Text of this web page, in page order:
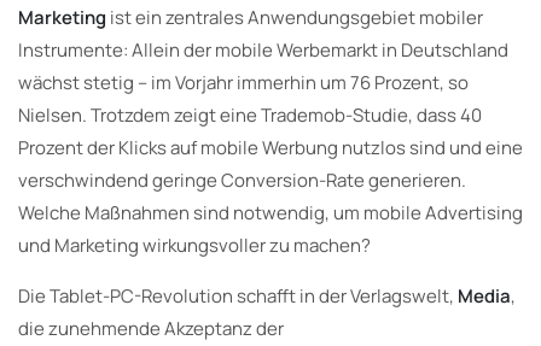
Marketing ist ein zentrales Anwendungsgebiet mobiler
Instrumente: Allein der mobile Werbemarkt in Deutschland
wächst stetig – im Vorjahr immerhin um 76 Prozent, so
Nielsen. Trotzdem zeigt eine Trademob-Studie, dass 40
Prozent der Klicks auf mobile Werbung nutzlos sind und eine
verschwindend geringe Conversion-Rate generieren.
Welche Maßnahmen sind notwendig, um mobile Advertising
und Marketing wirkungsvoller zu machen?
Die Tablet-PC-Revolution schafft in der Verlagswelt, Media,
die zunehmende Akzeptanz der